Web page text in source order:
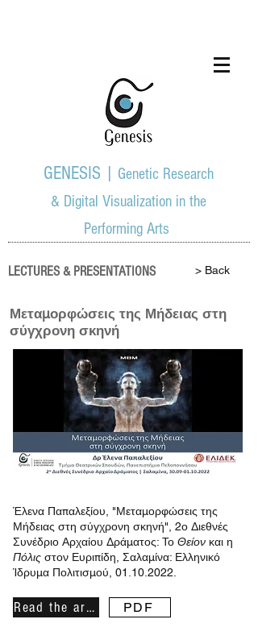
GENESIS | Genetic Research
& Digital Visualization in the
Performing Arts
LECTURES & PRESENTATIONS > Back
Μεταμορφώσεις της Μήδειας στη
σύγχρονη σκηνή
Έλενα Παπαλεξίου, "Μεταμορφώσεις της
Μήδειας στη σύγχρονη σκηνή", 2ο Διεθνές
Συνέδριο Αρχαίου Δράματος: Το Θείον και η
Πόλις στον Ευριπίδη, Σαλαμίνα: Ελληνικό
Ίδρυμα Πολιτισμού, 01.10.2022
Read the article PDF